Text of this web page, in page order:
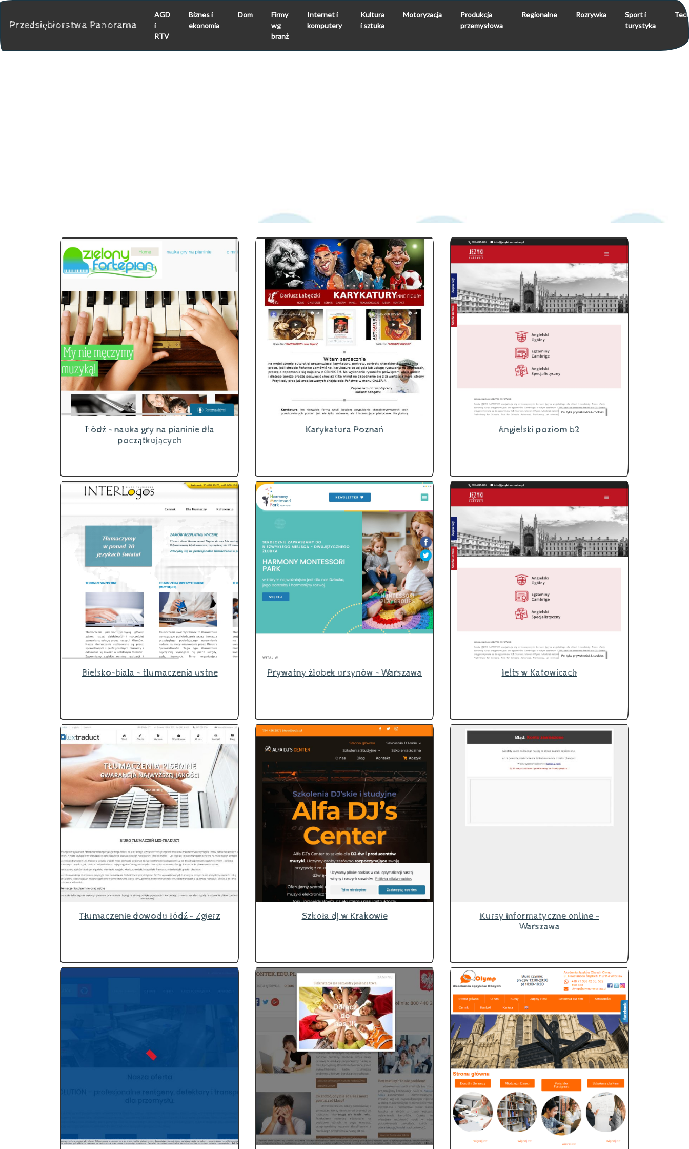
Przedsiębiorstwa Panorama
AGD
i
RTV
Biznes i
ekonomia
Dom
Firmy
wg
branż
Internet i
komputery
Kultura
i sztuka
Motoryzacja
Produkcja
przemysłowa
Regionalne Rozrywka
Sport i
turystyka
Łódź - nauka gry na pianinie dla
początkujących
Karykatura Poznań Angielski poziom b2
Bielsko-biała - tłumaczenia ustne Prywatny żłobek ursynów - Warszawa Ielts w Katowicach
Tłumaczenie dowodu łódź - Zgierz Szkoła dj w Krakowie
Kursy informatyczne online -
Warszawa